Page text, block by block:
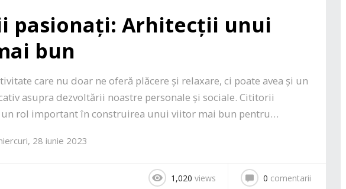
pasionați: Arhitecții unui
bun
care nu doar ne oferă plăcere și relaxare, ci poate avea și un
asupra dezvoltării noastre personale și sociale. Cititorii
un rol important în construirea unui viitor mai bun pentru…
28 iunie 2023
1,020 views 0 comentarii